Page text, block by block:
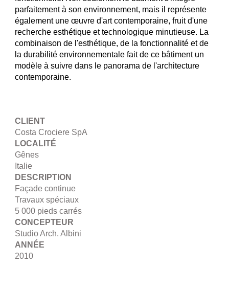
parfaitement à son environnement, mais il représente
également une œuvre d'art contemporaine, fruit d'une
recherche esthétique et technologique minutieuse. La
combinaison de l'esthétique, de la fonctionnalité et de
la durabilité environnementale fait de ce bâtiment un
modèle à suivre dans le panorama de l'architecture
contemporaine.
CLIENT
Costa Crociere SpA
LOCALITÉ
Gênes
Italie
DESCRIPTION
Façade continue
Travaux spéciaux
5 000 pieds carrés
CONCEPTEUR
Studio Arch. Albini
ANNÉE
2010